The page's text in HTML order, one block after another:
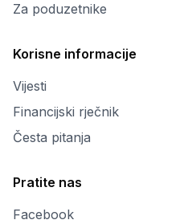
Za poduzetnike
Korisne informacije
Vijesti
Financijski rječnik
Česta pitanja
Pratite nas
Facebook